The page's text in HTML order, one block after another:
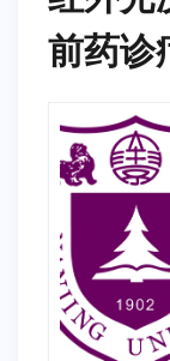
前药诊